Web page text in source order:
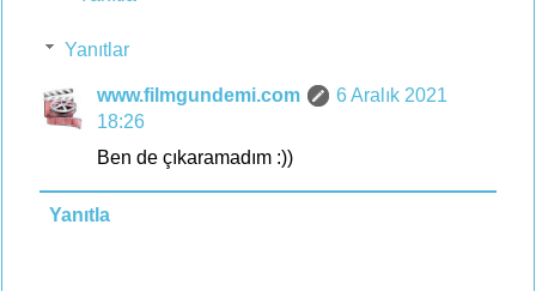
Yanıtlar
www.filmgundemi.com
6 Aralık 2021
18:26
Ben de çıkaramadım :))
Yanıtla